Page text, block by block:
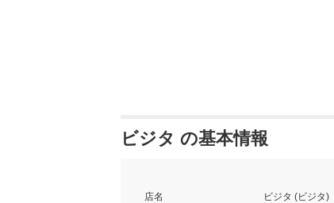
ビジタ の基本情報
店名 ビジタ (ビジタ)